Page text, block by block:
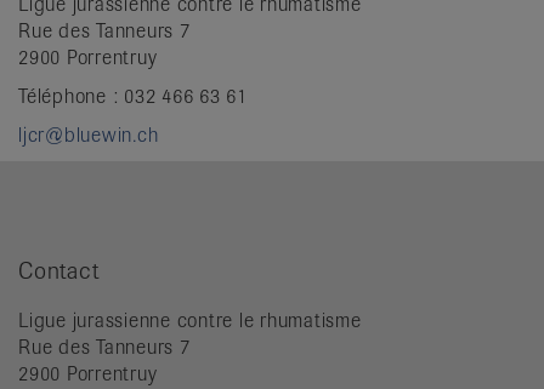
Rue des Tanneurs 7
2900 Porrentruy
Téléphone : 032 466 63 61
ljcr@bluewin.ch
Contact
Ligue jurassienne contre le rhumatisme
Rue des Tanneurs 7
2900 Porrentruy